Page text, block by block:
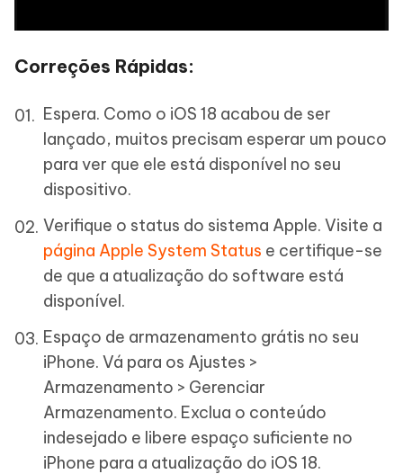
Correções Rápidas:
Espera. Como o iOS 18 acabou de ser
lançado, muitos precisam esperar um pouco
para ver que ele está disponível no seu
dispositivo.
Verifique o status do sistema Apple. Visite a
página Apple System Status e certifique-se
de que a atualização do software está
disponível.
Espaço de armazenamento grátis no seu
iPhone. Vá para os Ajustes >
Armazenamento > Gerenciar
Armazenamento. Exclua o conteúdo
indesejado e libere espaço suficiente no
iPhone para a atualização do iOS 18.